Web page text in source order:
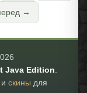
→
Java Edition
и скины для